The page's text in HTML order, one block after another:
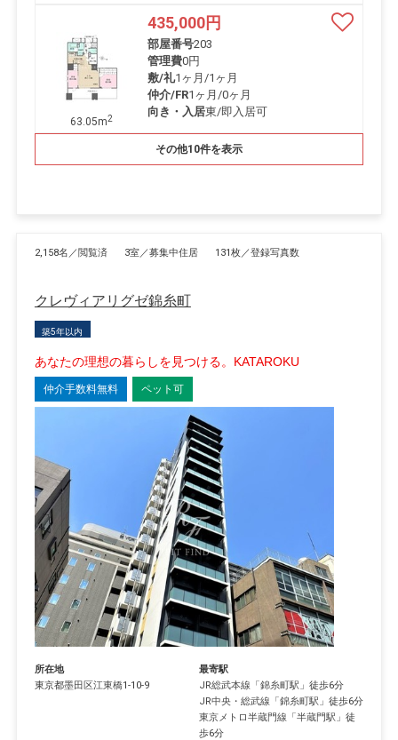
63.05m2
435,000円
部屋番号203
管理費0円
敷/礼1ヶ月 /1ヶ月
仲介/FR1ヶ月 /0ヶ月
向き・入居東/即入居可
その他10件を表示
2,158名／閲覧済 3室／募集中住居 131枚／登録写真数
クレヴィアリグゼ錦糸町
築5年以内
あなたの理想の暮らしを見つける。KATAROKU
仲介手数料無料 ペット可
所在地
東京都墨田区江東橋1-10-9
最寄駅
JR総武本線 「錦糸町駅 」徒歩6分
JR中央・総武線 「錦糸町駅 」徒歩6分
東京メトロ半蔵門線 「半蔵門駅 」徒
歩6分